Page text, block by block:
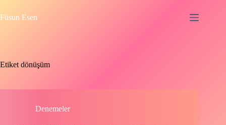
to
content
Füsun Esen
Etiket dönüşüm
Denemeler